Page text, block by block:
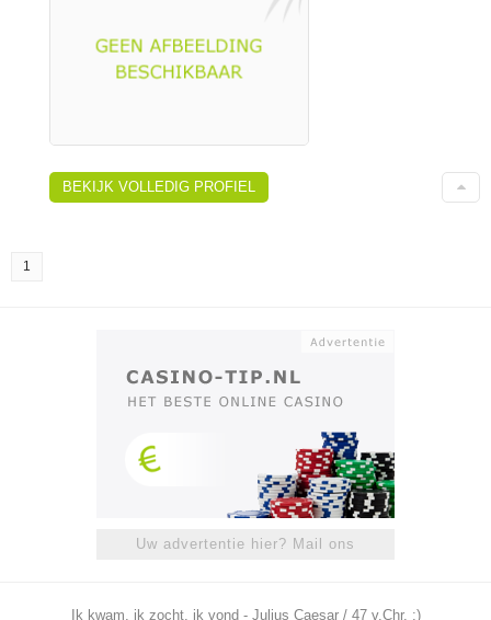
BEKIJK VOLLEDIG PROFIEL
1
Uw advertentie hier? Mail ons
Ik kwam, ik zocht, ik vond - Julius Caesar / 47 v.Chr. ;)